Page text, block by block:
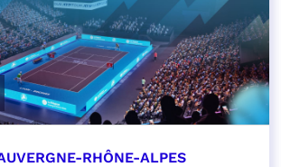
RHÔNE-ALPES